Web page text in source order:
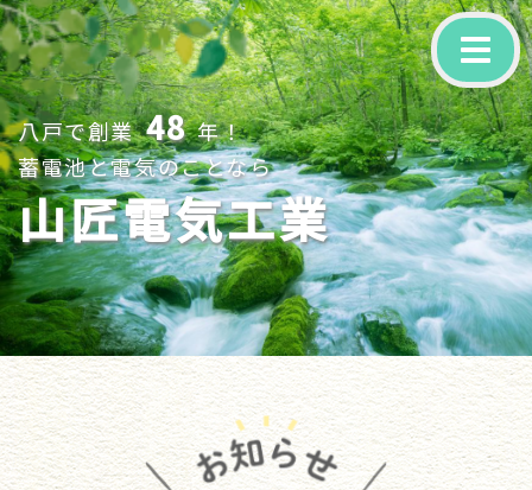
-
八戸で創業 48 年！
蓄電池と電気のことなら
山匠電気工業